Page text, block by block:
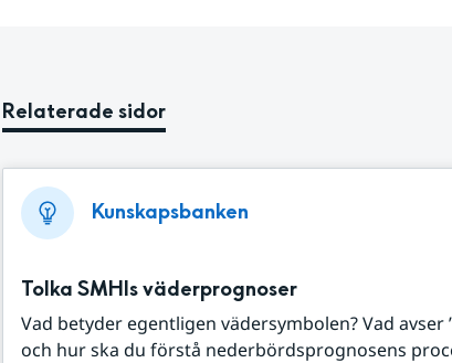
Relaterade sidor
Kunskapsbanken
Tolka SMHIs väderprognoser
Vad betyder egentligen vädersymbolen? Vad
och hur ska du förstå nederbördsprognosens